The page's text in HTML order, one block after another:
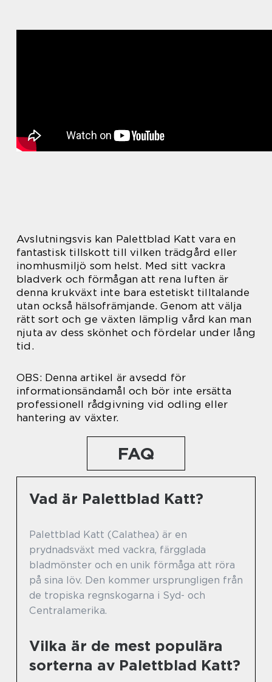
Avslutningsvis kan Palettblad Katt vara en
fantastisk tillskott till vilken trädgård eller
inomhusmiljö som helst. Med sitt vackra
bladverk och förmågan att rena luften är
denna krukväxt inte bara estetiskt tilltalande
utan också hälsofrämjande. Genom att välja
rätt sort och ge växten lämplig vård kan man
njuta av dess skönhet och fördelar under lång
tid.
OBS: Denna artikel är avsedd för
informationsändamål och bör inte ersätta
professionell rådgivning vid odling eller
hantering av växter.
FAQ
Vad är Palettblad Katt?
Palettblad Katt (Calathea) är en
prydnadsväxt med vackra, färgglada
bladmönster och en unik förmåga att röra
på sina löv. Den kommer ursprungligen från
de tropiska regnskogarna i Syd- och
Centralamerika.
Vilka är de mest populära
sorterna av Palettblad Katt?